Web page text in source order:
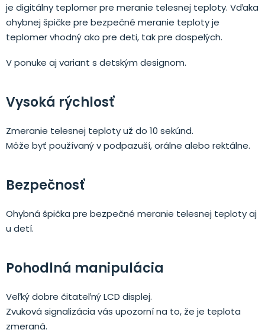
je digitálny teplomer pre meranie telesnej teploty. Vďaka
ohybnej špičke pre bezpečné meranie teploty je
teplomer vhodný ako pre deti, tak pre dospelých.
V ponuke aj variant s detským designom.
Vysoká rýchlosť
Zmeranie telesnej teploty už do 10 sekúnd.
Môže byť používaný v podpazuší, orálne alebo rektálne.
Bezpečnosť
Ohybná špička pre bezpečné meranie telesnej teploty aj
u detí.
Pohodlná manipulácia
Veľký dobre čitateľný LCD displej.
Zvuková signalizácia vás upozorní na to, že je teplota
zmeraná.